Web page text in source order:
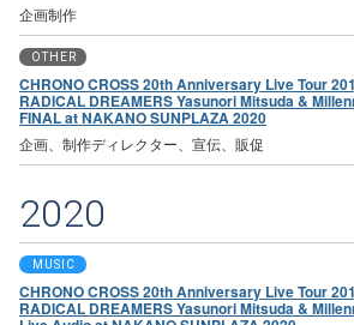
企画制作
OTHER
CHRONO CROSS 20th Anniversary Live Tour
RADICAL DREAMERS Yasunori Mitsuda &
FINAL at NAKANO SUNPLAZA 2020
企画、制作ディレクター、宣伝、販促
2020
MUSIC
CHRONO CROSS 20th Anniversary Live Tour
RADICAL DREAMERS Yasunori Mitsuda &